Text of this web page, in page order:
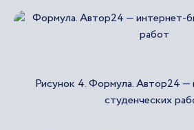
Рисунок 4. Формула. Автор24 —
студенческих